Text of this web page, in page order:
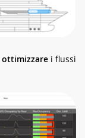
ottimizzarei flussi